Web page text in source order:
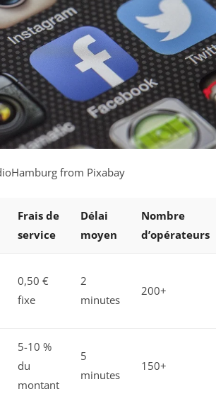
from Pixabay
Frais de
service
Délai
moyen
Nombre
d’opérateurs
0,50 €
fixe
2
minutes
200+
5-10 %
du
montant
5
minutes
150+